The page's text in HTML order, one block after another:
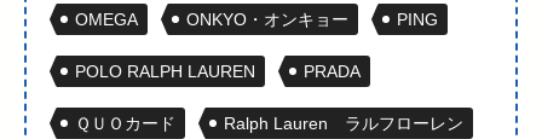
OMEGA ONKYO・オンキョー PING
POLO RALPH LAUREN PRADA
ＱＵＯカード Ralph Lauren ラルフローレン